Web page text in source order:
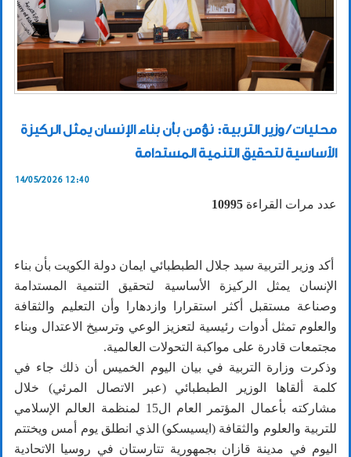
محليات / وزير التربية: نؤمن بأن بناء الإنسان يمثل الركيزة
الأساسية لتحقيق التنمية المستدامة
14/05/2026 12:40
عدد مرات القراءة 10995
أكد وزير التربية سيد جلال الطبطبائي ايمان دولة الكويت بأن بناء
الإنسان يمثل الركيزة الأساسية لتحقيق التنمية المستدامة
وصناعة مستقبل أكثر استقرارا وازدهارا وأن التعليم والثقافة
والعلوم تمثل أدوات رئيسية لتعزيز الوعي وترسيخ الاعتدال وبناء
مجتمعات قادرة على مواكبة التحولات العالمية.
وذكرت وزارة التربية في بيان اليوم الخميس أن ذلك جاء في
كلمة ألقاها الوزير الطبطبائي (عبر الاتصال المرئي) خلال
مشاركته بأعمال المؤتمر العام ال15 لمنظمة العالم الإسلامي
للتربية والعلوم والثقافة (ايسيسكو) الذي انطلق يوم أمس ويختتم
اليوم في مدينة قازان بجمهورية تتارستان في روسيا الاتحادية